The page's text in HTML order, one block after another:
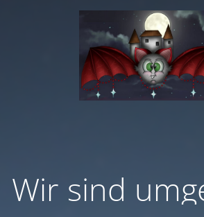
Wir sind